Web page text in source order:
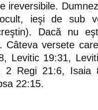
ireversibile.
ieşi de sub
Dacă nu
versete
Levitic 19:31,
2 Regi 21:6, Isaia
22:15.